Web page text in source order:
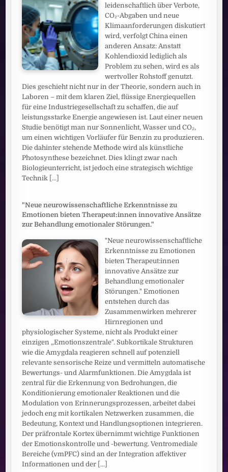
leidenschaftlich über Verbote,
CO₂-Abgaben und neue
Klimaanforderungen diskutiert
wird, verfolgt China einen
anderen Ansatz: Anstatt
Kohlendioxid lediglich als
Problem zu sehen, wird es als
wertvoller Rohstoff genutzt.
Dies geschieht nicht nur in der Theorie, sondern auch in
Laboren – mit dem klaren Ziel, flüssige Energiequellen
für eine Industriegesellschaft zu schaffen, die auf
leistungsstarke Energie angewiesen ist. Laut einer neuen
Studie benötigt man nur Sonnenlicht, Wasser und CO₂,
um einen wichtigen Vorläufer für Benzin zu produzieren.
Die dahinter stehende Methode wird als künstliche
Photosynthese bezeichnet. Dies klingt zwar nach
Biologieunterricht, ist jedoch eine strategisch wichtige
Technik [...]
"Neue neurowissenschaftliche Erkenntnisse zu
Emotionen bieten Therapeut:innen innovative Ansätze
zur Behandlung emotionaler Störungen."
"Neue neurowissenschaftliche
Erkenntnisse zu Emotionen
bieten Therapeut:innen
innovative Ansätze zur
Behandlung emotionaler
Störungen." Emotionen
entstehen durch das
Zusammenwirken mehrerer
Hirnregionen und
physiologischer Systeme, nicht als Produkt einer
einzigen „Emotionszentrale". Subkortikale Strukturen
wie die Amygdala reagieren schnell auf potenziell
relevante sensorische Reize und vermitteln automatische
Bewertungs- und Alarmfunktionen. Die Amygdala ist
zentral für die Erkennung von Bedrohungen, die
Konditionierung emotionaler Reaktionen und die
Modulation von Erinnerungsprozessen, arbeitet dabei
jedoch eng mit kortikalen Netzwerken zusammen, die
Bedeutung, Kontext und Handlungsoptionen integrieren.
Der präfrontale Kortex übernimmt wichtige Funktionen
der Emotionskontrolle und -bewertung. Ventromediale
Bereiche (vmPFC) sind an der Integration affektiver
Informationen und der [...]